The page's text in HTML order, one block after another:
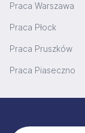
Praca Warszawa
Praca Płock
Praca Pruszków
Praca Piaseczno